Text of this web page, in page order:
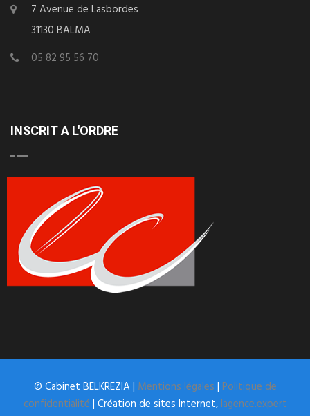
7 Avenue de Lasbordes
31130 BALMA
05 82 95 56 70
INSCRIT A L'ORDRE
© Cabinet BELKREZIA | Mentions légales| Politique de
confidentialité| Création de sites Internet,lagence.expert